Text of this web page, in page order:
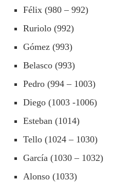
Félix (980 – 992)
Ruriolo (992)
Gómez (993)
Belasco (993)
Pedro (994 – 1003)
Diego (1003 -1006)
Esteban (1014)
Tello (1024 – 1030)
García (1030 – 1032)
Alonso (1033)